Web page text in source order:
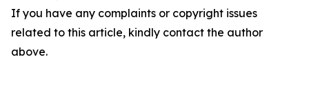
If you have any complaints or copyright issues
related to this article, kindly contact the author
above.